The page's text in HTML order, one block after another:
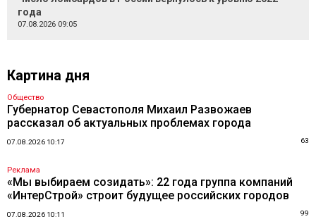
года
07.08.2026 09:05
Картина дня
Общество
Губернатор Севастополя Михаил Развожаев
рассказал об актуальных проблемах города
07.08.2026 10:17 63
Реклама
«Мы выбираем созидать»: 22 года группа компаний
«ИнтерСтрой» строит будущее российских городов
07.08.2026 10:11 99